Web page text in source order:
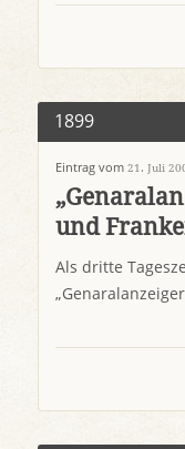
1899
Eintrag vom 21. Juli
und
Als dritte